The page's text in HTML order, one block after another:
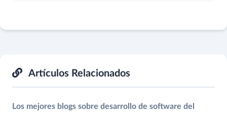
Artículos Relacionados
Los mejores blogs sobre desarrollo de software del